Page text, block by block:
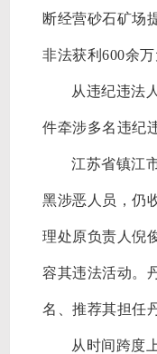
断经营砂石矿场
非法获利600余万
从违纪违法
件牵涉多名违纪
江苏省镇江
黑涉恶人员，仍
理处原负责人倪
容其违法活动。
名、推荐其担任
从时间跨度